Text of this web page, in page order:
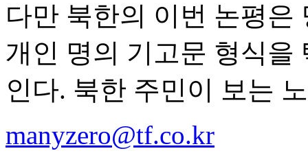
다만 북한의 이번 논평은
개인 명의 기고문 형식을
인다. 북한 주민이 보는
manyzero@tf.co.kr